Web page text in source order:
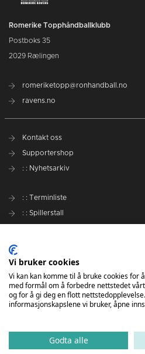
Romerike Topphåndballklubb
Postboks 35
2029 Rælingen
romeriketopp@ronhandball.no
ravens.no
Kontakt oss
Supportershop
: : Nyhetsarkiv
: : Terminliste
: : Spillerstall
: : Samarbeidspartnere
Slik kan du støtte Romerike Ravens
Personvernerklæring
Vi bruker cookies
Vi kan kan komme til å bruke cookies for
med formål om å forbedre nettstedet
og for å gi deg en flott
informasjonskapslene vi bruker, åpne
Godta alle